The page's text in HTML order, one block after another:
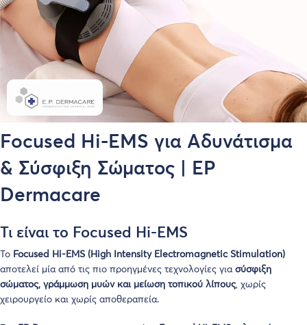
Focused Hi-EMS για Αδυνάτισμα
& Σύσφιξη Σώματος | EP
Dermacare
Τι είναι το Focused Hi-EMS
Το Focused Hi-EMS (High Intensity Electromagnetic Stimulation)
αποτελεί μία από τις πιο προηγμένες τεχνολογίες για σύσφιξη
σώματος, γράμμωση μυών και μείωση τοπικού λίπους, χωρίς
χειρουργείο και χωρίς αποθεραπεία.